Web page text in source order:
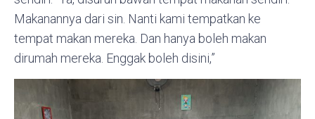
Makanannya dari sin. Nanti kami tempatkan ke
tempat makan mereka. Dan hanya boleh makan
dirumah mereka. Enggak boleh disini,”